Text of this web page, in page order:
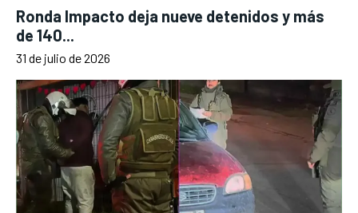
Ronda Impacto deja nueve detenidos y más
de 140...
31 de julio de 2026